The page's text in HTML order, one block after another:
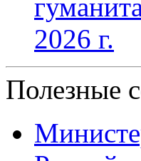
2026 г.
Полезные